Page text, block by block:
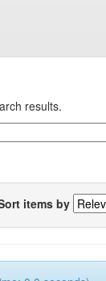
results.
items by